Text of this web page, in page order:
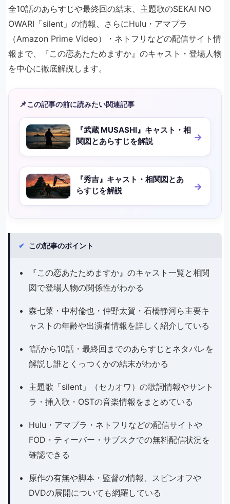
全10話のあらすじや最終回の結末、主題歌のSEKAI NO
OWARI「silent」の情報、さらにHulu・アマプラ
（Amazon Prime Video）・ネトフリなどの配信サイト情
報まで、『この恋あたためますか』のキャスト・登場人物
を中心に徹底解説します。
📌この記事の前に読みたい関連記事
『武蔵 MUSASHI』キャスト・相
関図とあらすじを解説
『秀吉』キャスト・相関図とあ
らすじを解説
✔ この記事のポイント
『この恋あたためますか』のキャスト一覧と相関
図で登場人物の関係性がわかる
森七菜・中村倫也・仲野太賀・石橋静河ら主要キ
ャストの年齢や出演者情報を詳しく紹介している
1話から10話・最終回までのあらすじとネタバレを
解説し誰とくっつくかの結末がわかる
主題歌「silent」（セカオワ）の歌詞情報やサント
ラ・挿入歌・OSTの音楽情報をまとめている
Hulu・アマプラ・ネトフリなどの配信サイトや
FOD・ティーバー・サブスクでの無料配信状況を
確認できる
原作の有無や脚本・監督の情報、スピンオフや
DVDの展開についても網羅している